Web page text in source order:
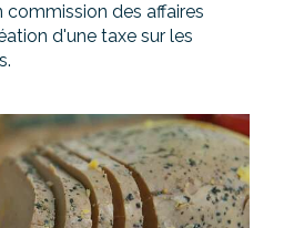
commission des affaires
d'une taxe sur les